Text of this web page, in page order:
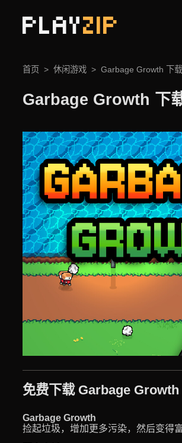
PLAYZIP
首页 休闲游戏 Garbage Growth 下载
Garbage Growth 下
免费下载 Garbage Growth
Garbage Growth
捡起垃圾，增加更多污染，然后变得